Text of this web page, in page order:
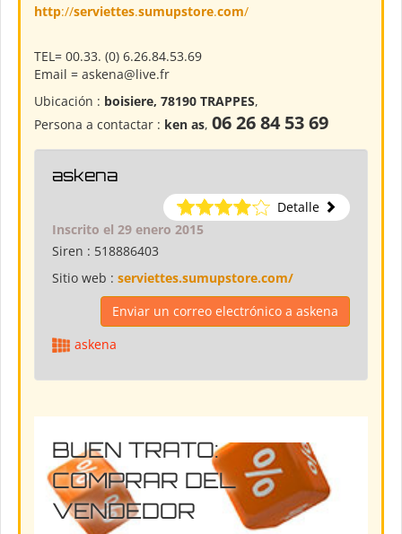
http://serviettes.sumupstore.com/
TEL= 00.33. (0) 6.26.84.53.69
Email = askena@live.fr
Ubicación : boisiere, 78190 TRAPPES,
Persona a contactar : ken as, 06 26 84 53 69
askena
Detalle
Inscrito el 29 enero 2015
Siren : 518886403
Sitio web : serviettes.sumupstore.com/
Enviar un correo electrónico a askena
askena
BUEN TRATO:
COMPRAR DEL
VENDEDOR